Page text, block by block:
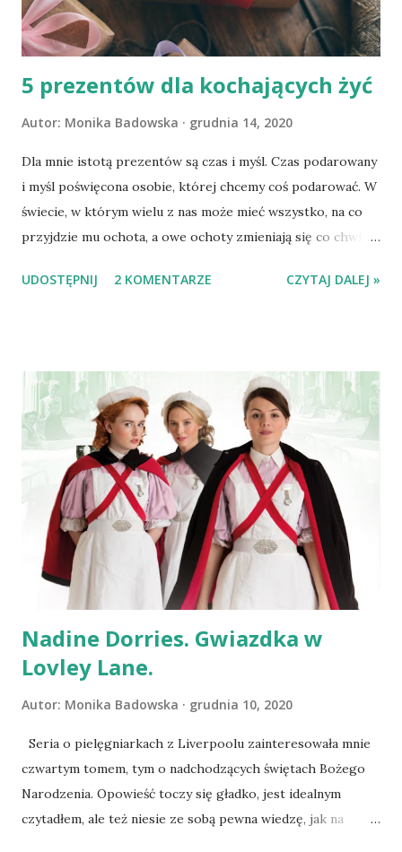
nieustających olśnień literackich.
5 prezentów dla kochających żyć
Autor: Monika Badowska grudnia 14, 2020
Dla mnie istotą prezentów są czas i myśl. Czas podarowany
i myśl poświęcona osobie, której chcemy coś podarować. W
świecie, w którym wielu z nas może mieć wszystko, na co
przyjdzie mu ochota, a owe ochoty zmieniają się co chwila,
pomysły na prezenty nietypowe i niosące ze sobą coś
chcących coś zmienić w swoim życiu, zdeterminowanych. Jej
twórczyni, znana jako Fit Matka Wariatka, brzmi dla mnie
wiarygodnie. Tym wiarygodniej, że niedawno założyła
Fundację opiekującą się zwierzętami i wpływy z zakupy
aplikacji współfinansują działanie Fundacji. Na Joannę
trafiłam przypadkiem, była jedną z zaangażowanych w
ratowanie psów z Radys. Trafiłam, zostałam i z podziwem
patrzę na kobiety tworzące miazgową społeczność .
Dostęp do aplikacji to prezent z gatunku: delikatny i
charytatyw...
UDOSTĘPNIJ 2 KOMENTARZE CZYTAJ DALEJ »
Nadine Dorries. Gwiazdka w
Lovley Lane.
Autor: Monika Badowska grudnia 10, 2020
Seria o pielęgniarkach z Liverpoolu zainteresowała mnie
czwartym tomem, tym o nadchodzących świętach Bożego
Narodzenia. Opowieść toczy się gładko, jest idealnym
czytadłem, ale też niesie ze sobą pewna wiedzę, jak na